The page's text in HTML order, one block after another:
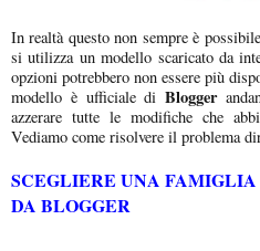
In realtà questo non sempre è
si utilizza un modello scaricato da
opzioni potrebbero non essere più
modello è ufficiale diBlogger
azzerare tutte le modifiche che
Vediamo come risolvere il problema
SCEGLIERE UNA FAMIGLIA
DA BLOGGER